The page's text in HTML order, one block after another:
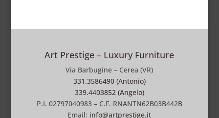
Art Prestige – Luxury Furniture
Via Barbugine – Cerea (VR)
331.3586490 (Antonio)
339.4403852 (Angelo)
P.I. 02797040983 – C.F. RNANTN62B03B442B
Email: info@artprestige.it